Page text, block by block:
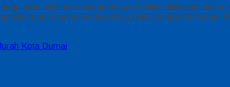
akan lebih bersahabat jika pembelian dilakukan
toga wisuda menawarkan paket yang lebih hemat.